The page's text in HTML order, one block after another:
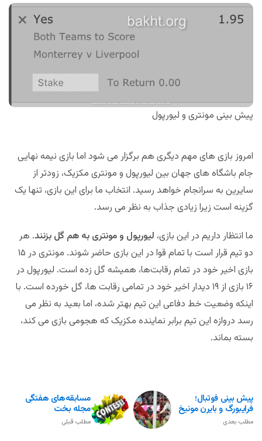
پیش بینی مونتری و لیورپول
امروز بازی های مهم دیگری هم برگزار می شود اما بازی نیمه نهایی
جام باشگاه های جهان بین لیورپول و مونتری مکزیک، زودتر از
سایرین به سرانجام خواهد رسید. انتخاب ما برای این بازی، تنها یک
گزینه است زیرا زیادی جذاب به نظر می رسد.
ما انتظار داریم در این بازی، لیورپول و مونتری به هم گل بزنند. هر
دو تیم قرار است با تمام قوا در این بازی حاضر شوند. مونتری در ۱۵
بازی اخیر خود در تمام رقابت‌ها، همیشه گل زده است. لیورپول در
۱۶ بازی از ۱۹ دیدار اخیر خود در تمامی رقابت ها، گل خورده است. با
اینکه وضعیت خط دفاعی این تیم بهتر شده، اما بعید به نظر می
رسد دروازه این تیم برابر نماینده مکزیک که هجومی بازی می کند،
بسته بماند.
مسابقه‌های هفتگی
مجله بخت
مطلب قبلی
پیش بینی فوتبال؛
فرایبورگ و بایرن مونیخ
مطلب بعدی